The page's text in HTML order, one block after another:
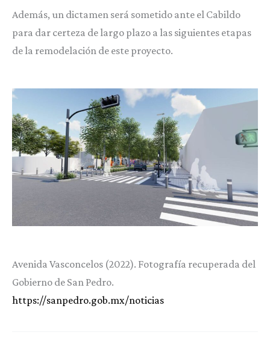
Además, un dictamen será sometido ante el Cabildo
para dar certeza de largo plazo a las siguientes etapas
de la remodelación de este proyecto.
Avenida Vasconcelos (2022). Fotografía recuperada del
Gobierno de San Pedro.
https://sanpedro.gob.mx/noticias